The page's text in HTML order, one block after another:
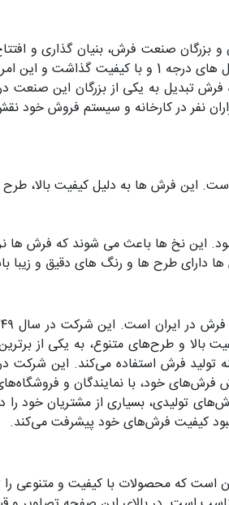
شروع به کار کرد. این برند از همان ابتدا تمرکز
تبدیل به یکی از بزرگان این صنعت
مربع در سال و اشتغال هزاران نفر در
فرش ها به دلیل کیفیت بالا، طرح
این نخ ها باعث می شوند که فرش ها
دارای طرح ها و رنگ های دقیق و زیبا
و طرح‌های متنوع، به یکی از
زمینه تولید فرش استفاده می‌کند.
خود، با نمایندگان و
فرش‌های تولیدی، بسیاری از مشتریان
کیفیت فرش‌های خود پیشرفت می‌کند.
که محصولات با کیفیت و متنوعی